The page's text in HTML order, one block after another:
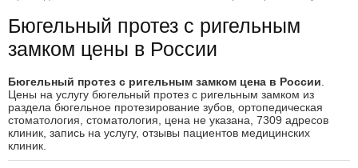
Бюгельный протез с ригельным
замком цены в России
Бюгельный протез с ригельным замком цена в России.
Цены на услугу бюгельный протез с ригельным замком из
раздела бюгельное протезирование зубов, ортопедическая
стоматология, стоматология, цена не указана, 7309 адресов
клиник, запись на услугу, отзывы пациентов медицинских
клиник.